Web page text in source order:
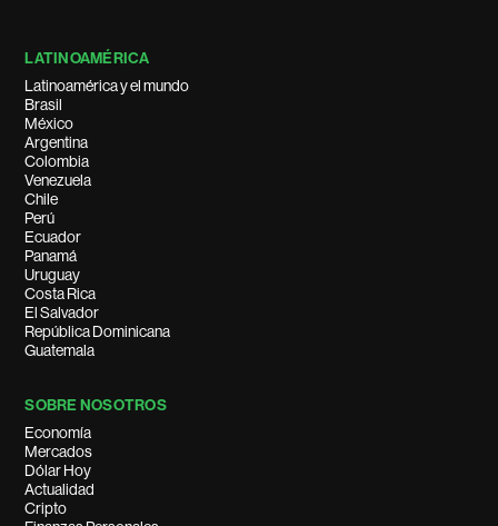
LATINOAMÉRICA
Latinoamérica y el mundo
Brasil
México
Argentina
Colombia
Venezuela
Chile
Perú
Ecuador
Panamá
Uruguay
Costa Rica
El Salvador
República Dominicana
Guatemala
SOBRE NOSOTROS
Economía
Mercados
Dólar Hoy
Actualidad
Cripto